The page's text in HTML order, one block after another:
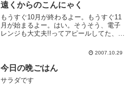
遠くからのこんにゃく
もうすぐ10月が終わるよー。もうすぐ11
月が始まるよー。はい。そうそう、電子
レンジも大丈夫!!ってアピールしてた、ガ
ー。高さがあって、電子レンジに入らな
早いです。5時半...
2007.10.29
今日の晩ごはん
サラダです